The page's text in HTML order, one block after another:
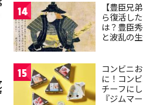
14
【豊臣兄
ら復活し
は？豊臣
と波乱の
15
コンビニ
に！コン
チーフに
『ジムマ